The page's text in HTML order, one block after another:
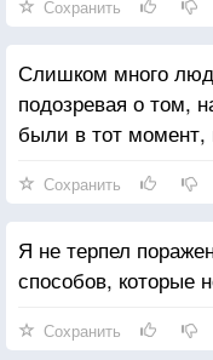
Сохранить
Слишком много
подозревая о том,
были в тот момент,
Сохранить
Я не терпел
способов, которые
Сохранить